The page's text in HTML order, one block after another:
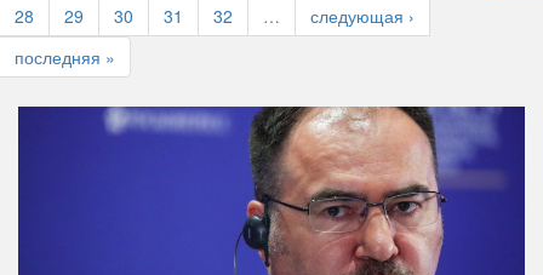
28
29 30 31 32 …
следующая ›
последняя »